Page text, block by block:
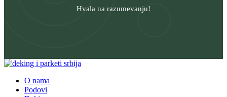
Hvala na razumevanju!
O nama
Podovi